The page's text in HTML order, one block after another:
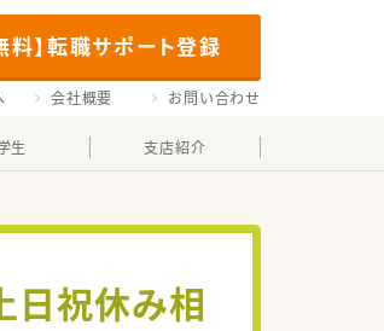
料】転職サポート登録
会社概要 お問い合わせ
生 支店紹介
日祝休み相